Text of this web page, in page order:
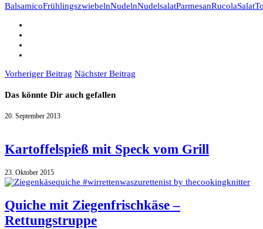
BalsamicoFrühlingszwiebelnNudelnNudelsalatParmesanRucolaSalat
Vorheriger Beitrag Nächster Beitrag
Das könnte Dir auch gefallen
20. September 2013
Kartoffelspieß mit Speck vom Grill
23. Oktober 2015
Quiche mit Ziegenfrischkäse –
Rettungstruppe